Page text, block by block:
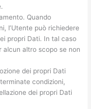
Quando
l’Utente può richiedere
propri Dati. In tal caso
altro scopo se non
dei propri Dati
condizioni,
dei propri Dati